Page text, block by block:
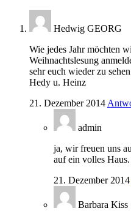
Hedwig GEORG
Wie jedes Jahr möchten
Weihnachtslesung
sehr euch wieder zu
Hedy u. Heinz
21. Dezember 2014
admin
ja, wir freuen uns
auf ein volles Haus.
21. Dezember 2014
Barbara Kiss